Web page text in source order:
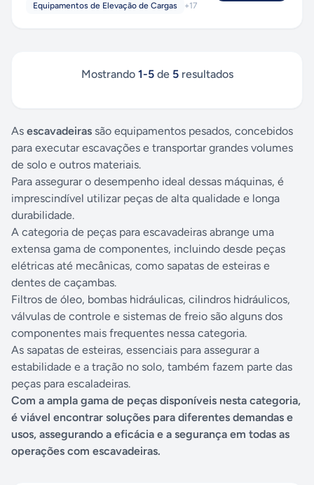
Equipamentos de Elevação de Cargas
+17
Mostrando 1-5de 5resultados
As escavadeiras são equipamentos pesados, concebidos
para executar escavações e transportar grandes volumes
de solo e outros materiais.
Para assegurar o desempenho ideal dessas máquinas, é
imprescindível utilizar peças de alta qualidade e longa
durabilidade.
A categoria de peças para escavadeiras abrange uma
extensa gama de componentes, incluindo desde peças
elétricas até mecânicas, como sapatas de esteiras e
dentes de caçambas.
Filtros de óleo, bombas hidráulicas, cilindros hidráulicos,
válvulas de controle e sistemas de freio são alguns dos
componentes mais frequentes nessa categoria.
As sapatas de esteiras, essenciais para assegurar a
estabilidade e a tração no solo, também fazem parte das
peças para escaladeiras.
Com a ampla gama de peças disponíveis nesta categoria,
é viável encontrar soluções para diferentes demandas e
usos, assegurando a eficácia e a segurança em todas as
operações com escavadeiras.